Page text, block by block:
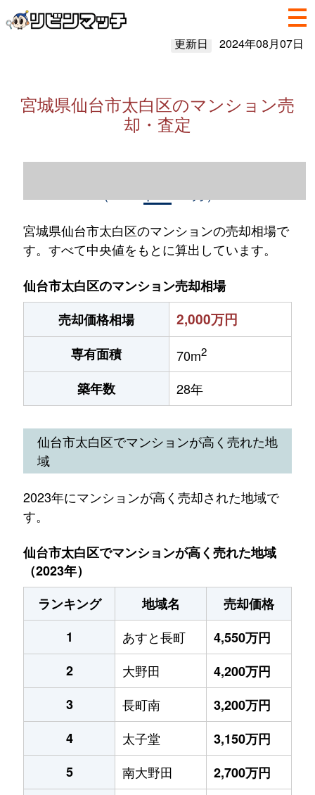
更新日 2024年08月07日
宮城県仙台市太白区のマンション売
却・査定
宮城県仙台市太白区のマンションの売却相場で
す。すべて中央値をもとに算出しています。
仙台市太白区のマンション売却相場
売却価格相場
2,000万円
専有面積 70m2
築年数 28年
仙台市太白区でマンションが高く売れた地
域
2023年にマンションが高く売却された地域で
す。
仙台市太白区でマンションが高く売れた地域
（2023年）
ランキング
地域名
売却価格
1
あすと長町
4,550万円
2
大野田
4,200万円
3
長町南
3,200万円
4
太子堂
3,150万円
5
南大野田
2,700万円